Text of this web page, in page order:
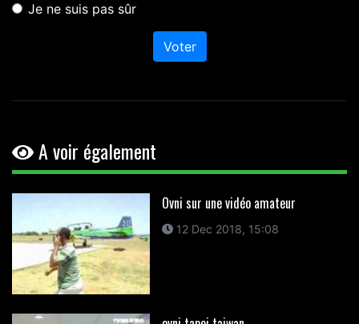
Je ne suis pas sûr
Voter
A voir également
Ovni sur une vidéo amateur
12 Dec 2018, 15:08